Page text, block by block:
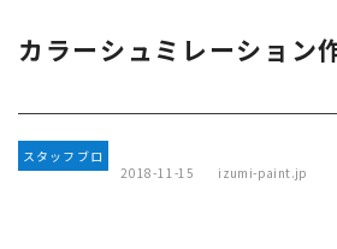
カラーシュミレーション
スタッフブロ
2018-11-15 izumi-paint.jp